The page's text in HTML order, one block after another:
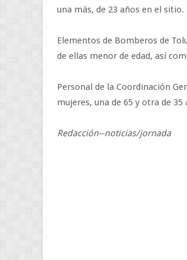
una más, de 23 años en el sitio.
Elementos de Bomberos de
de ellas menor de edad, así
Personal de la Coordinación
mujeres, una de 65 y otra de
Redacción--noticias/jornada